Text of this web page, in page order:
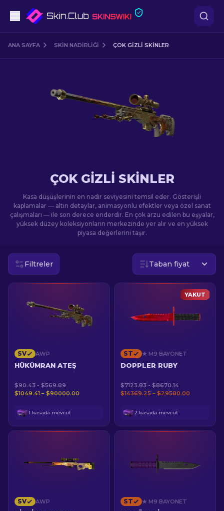
Tabanca
Tüfek
Kasalar
Diğer
ANA SAYFA SKIN NADIRLIĞI ÇOK GIZLI SKINLER
ÇOK GIZLI SKINLER
Kasa düşüşlerinin en nadir seviyesini temsil eder. Gösterişli
kaplamalar — altın detaylar, animasyonlu efektler veya özel sanat
çalışmaları — ile son derece enderdir. En çok arzu edilen bu eşyalar,
yüksek düzey koleksiyonların merkezinde yer alır ve en yüksek
piyasa değerlerini taşır.
Filtreler Taban fiyat
SV AWP
HÜKÛMRAN ATEŞ
$90.43 - $569.89
$1049.41 – $90000.00
1 kasada mevcut
YAKUT
ST ★ M9 BAYONET
DOPPLER RUBY
$7123.83 - $8670.14
$14369.25 – $29580.00
2 kasada mevcut
SV AWP ST ★ M9 BAYONET